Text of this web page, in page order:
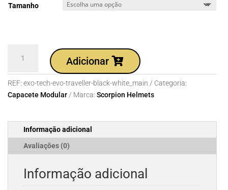
Tamanho
EXO-
TECH
EVO
Black-
White
Adicionar
REF: exo-tech-evo-traveller-black-white_main
Categoria:
Capacete Modular
Marca: Scorpion Helmets
Informação adicional
Avaliações (0)
Informação adicional